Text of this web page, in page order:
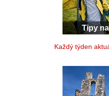
Tipy
Každý týden